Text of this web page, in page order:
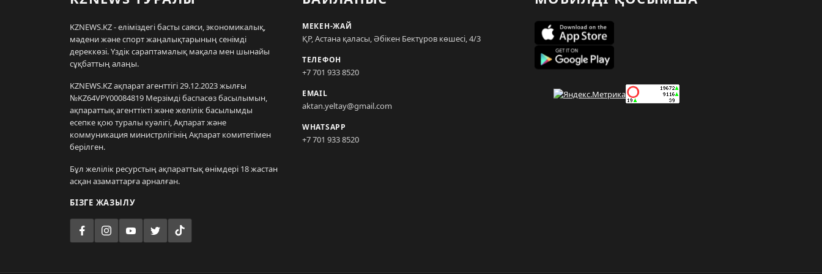
KZNEWS.KZ - еліміздегі басты саяси, экономикалық,
мәдени және спорт жаңалықтарының сенімді
дереккөзі. Үздік сараптамалық мақала мен шынайы
сұқбаттың алаңы.
KZNEWS.KZ ақпарат агенттігі 29.12.2023 жылғы
№KZ64VPY00084819 Мерзімді баспасөз басылымын,
ақпараттық агенттікті және желілік басылымды
есепке қою туралы куәлігі, Ақпарат және
коммуникация министрлігінің Ақпарат комитетімен
берілген.
Бұл желілік ресурстың ақпараттық өнімдері 18 жастан
асқан азаматтарға арналған.
БІЗГЕ ЖАЗЫЛУ
МЕКЕН-ЖАЙ
ҚР, Астана қаласы, Әбікен Бектұров көшесі, 4/3
ТЕЛЕФОН
+7 701 933 8520
EMAIL
aktan.yeltay@gmail.com
WHATSAPP
+7 701 933 8520